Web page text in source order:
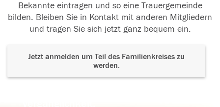
Bekannte eintragen und so eine Trauergemeinde
bilden. Bleiben Sie in Kontakt mit anderen Mitgliedern
und tragen Sie sich jetzt ganz bequem ein.
Jetzt anmelden um Teil des Familienkreises zu
werden.